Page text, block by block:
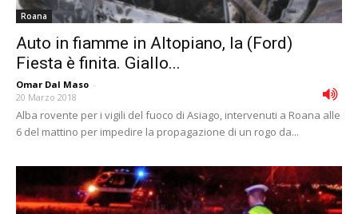
Roana
Auto in fiamme in Altopiano, la (Ford)
Fiesta è finita. Giallo...
Omar Dal Maso -
20 Marzo 2018
Alba rovente per i vigili del fuoco di Asiago, intervenuti a Roana alle
6 del mattino per impedire la propagazione di un rogo da...